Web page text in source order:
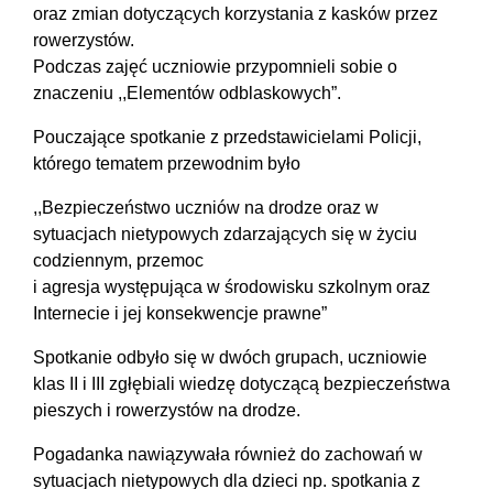
oraz zmian dotyczących korzystania z kasków przez
rowerzystów.
Podczas zajęć uczniowie przypomnieli sobie o
znaczeniu ,,Elementów odblaskowych”.
Pouczające spotkanie z przedstawicielami Policji,
którego tematem przewodnim było
,,Bezpieczeństwo uczniów na drodze oraz w
sytuacjach nietypowych zdarzających się w życiu
codziennym, przemoc
i agresja występująca w środowisku szkolnym oraz
Internecie i jej konsekwencje prawne”
Spotkanie odbyło się w dwóch grupach, uczniowie
klas II i III zgłębiali wiedzę dotyczącą bezpieczeństwa
pieszych i rowerzystów na drodze.
Pogadanka nawiązywała również do zachowań w
sytuacjach nietypowych dla dzieci np. spotkania z